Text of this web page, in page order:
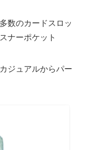
数のカードスロッ
ナーポケット
ジュアルからパー